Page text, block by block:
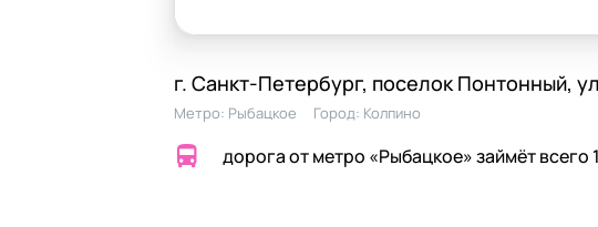
г. Санкт-Петербург, поселок Понтонный,
Метро: Рыбацкое Город: Колпино
дорога от метро «Рыбацкое» займёт всего